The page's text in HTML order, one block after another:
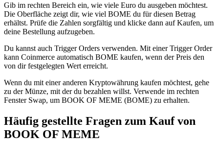
Gib im rechten Bereich ein, wie viele Euro du ausgeben möchtest.
Die Oberfläche zeigt dir, wie viel BOME du für diesen Betrag
erhältst. Prüfe die Zahlen sorgfältig und klicke dann auf Kaufen, um
deine Bestellung aufzugeben.
Du kannst auch Trigger Orders verwenden. Mit einer Trigger Order
kann Coinmerce automatisch BOME kaufen, wenn der Preis den
von dir festgelegten Wert erreicht.
Wenn du mit einer anderen Kryptowährung kaufen möchtest, gehe
zu der Münze, mit der du bezahlen willst. Verwende im rechten
Fenster Swap, um BOOK OF MEME (BOME) zu erhalten.
Häufig gestellte Fragen zum Kauf von
BOOK OF MEME